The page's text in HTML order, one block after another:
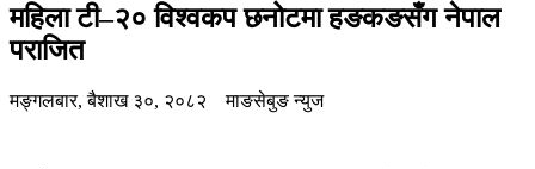
महिला टी–२० विश्वकप छनोटमा हङकङसँग नेपाल
पराजित
मङ्गलबार, बैशाख ३०, २०८२ माङसेबुङ न्युज